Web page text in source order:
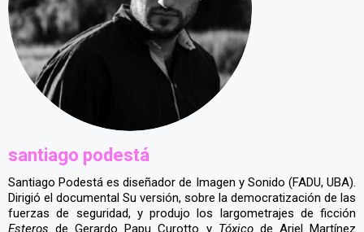
santiago podestá
Santiago Podestá es diseñador de Imagen y Sonido (FADU, UBA).
Dirigió el documental Su versión, sobre la democratización de las
fuerzas de seguridad, y produjo los largometrajes de ficción
Esteros de Gerardo Papu Curotto y Tóxicode Ariel Martínez